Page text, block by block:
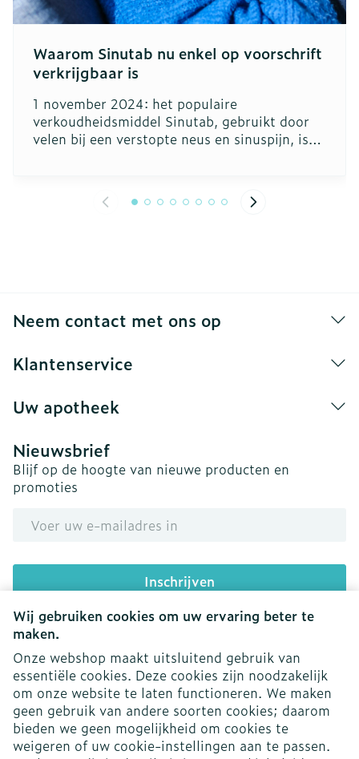
Wij gebruiken cookies om uw ervaring beter te
maken.
Onze webshop maakt uitsluitend gebruik van
essentiële cookies. Deze cookies zijn noodzakelijk
om onze website te laten functioneren. We maken
geen gebruik van andere soorten cookies; daarom
bieden we geen mogelijkheid om cookies te
weigeren of uw cookie-instellingen aan te passen.
Waarom Sinutab nu enkel op voorschrift
verkrijgbaar is
1 november 2024: het populaire
verkoudheidsmiddel Sinutab, gebruikt door
velen bij een verstopte neus en sinuspijn, is
Agentschap voor Geneesmiddelen en
Gezondheidsproducten (FAGG) en heeft alles
gevallen ernstige bijwerkingen veroorzaken.
Daarom is er nu voorzichtiger toezicht nodig
Neem contact met ons op
Klantenservice
Uw apotheek
Nieuwsbrief
Blijf op de hoogte van nieuwe producten en
promoties
Inschrijven
Door op inschrijven te klikken, schrijft u zich in voor onze
nieuwsbrief en gaat u akkoord met onze
Juridische links